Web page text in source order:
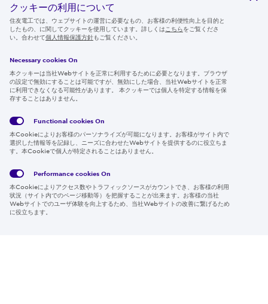
ニュースルーム
IR情報
採用情報
Global
Policy
サイト
約
Region & Language:
Japan | JP
クッキーの利用について
住友電工では、ウェブサイトの運営に必要なもの、お客様の利便性向上を目的と
したもの、に関してクッキーを使用しています。詳しくは こちらをご覧くださ
い。合わせて個人情報保護方針もご覧ください。
Necessary cookies On
本クッキーは当社Webサイトを正常に利用するために必要となります。ブラウザ
の設定で無効にすることは可能ですが、無効にした場合、当社Webサイトを正常
に利用できなくなる可能性があります。 本クッキーでは個人を特定する情報を保
存することはありません。
Functional cookies On
本Cookieによりお客様のパーソナライズが可能になります。お客様がサイト内で
選択した情報等を記録し、ニーズに合わせたWebサイトを提供するのに役立ちま
す。本Cookieで個人が特定されることはありません。
Performance cookies On
本Cookieによりアクセス数やトラフィックソースがカウントでき、お客様の利用
状況（サイト内でのページ移動等）を把握することが出来ます。お客様の当社
Webサイトでのユーザ体験を向上するため、当社Webサイトの改善に繋げるため
に役立ちます。